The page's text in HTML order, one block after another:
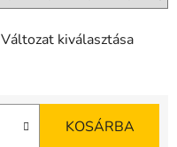
Változat kiválasztása
KOSÁRBA